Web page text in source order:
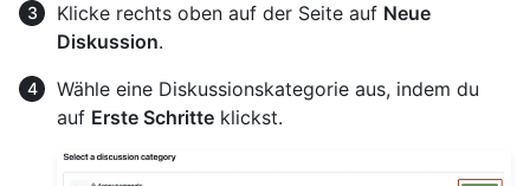
Klicke rechts oben auf der Seite auf Neue
Diskussion.
Wähle eine Diskussionskategorie aus, indem du
auf Erste Schritte klickst.